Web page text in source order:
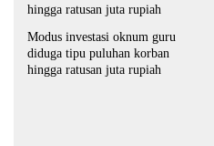
Modus investasi oknum guru
diduga tipu puluhan korban
hingga ratusan juta rupiah